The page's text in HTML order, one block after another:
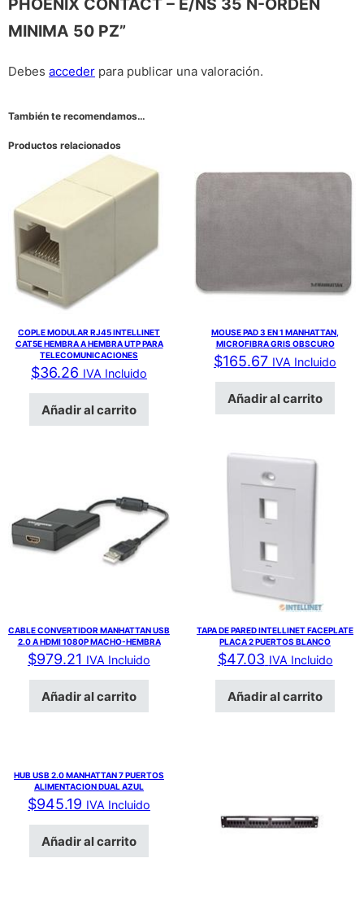
PHOENIX CONTACT – E/NS 35 N-ORDEN
MINIMA 50 PZ”
Debes acceder para publicar una valoración.
También te recomendamos…
Productos relacionados
COPLE MODULAR RJ45 INTELLINET
CAT5E HEMBRA A HEMBRA UTP PARA
TELECOMUNICACIONES
$36.26 IVA Incluido
Añadir al carrito
MOUSE PAD 3 EN 1 MANHATTAN,
MICROFIBRA GRIS OBSCURO
$165.67 IVA Incluido
Añadir al carrito
CABLE CONVERTIDOR MANHATTAN USB
2.0 A HDMI 1080P MACHO-HEMBRA
$979.21 IVA Incluido
Añadir al carrito
TAPA DE PARED INTELLINET FACEPLATE
PLACA 2 PUERTOS BLANCO
$47.03 IVA Incluido
Añadir al carrito
HUB USB 2.0 MANHATTAN 7 PUERTOS
ALIMENTACION DUAL AZUL
$945.19 IVA Incluido
Añadir al carrito